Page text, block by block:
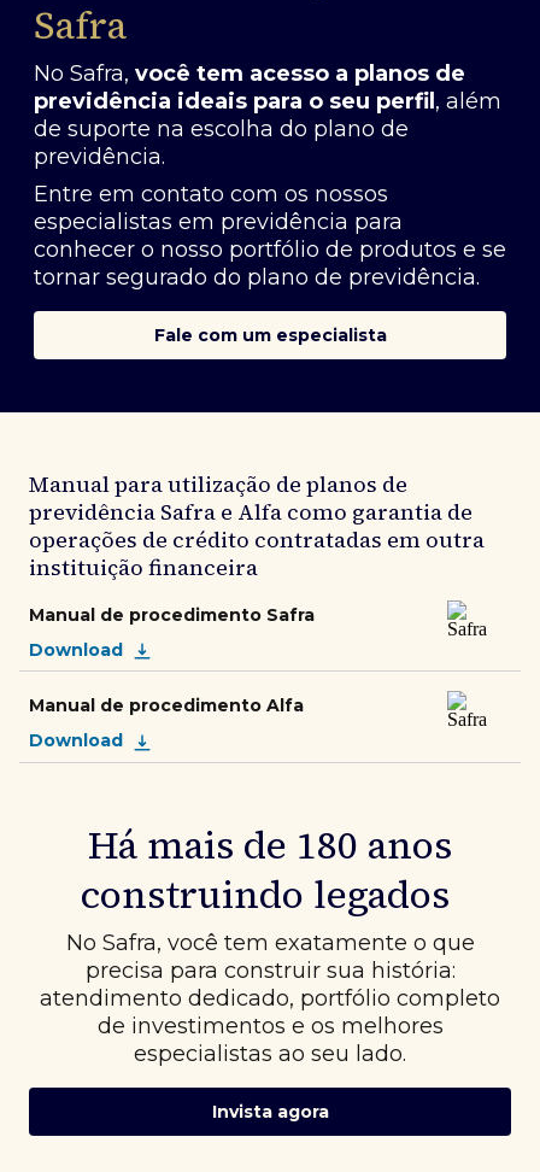
Safra
No Safra, você tem acesso a planos de
previdência ideais para o seu perfil , além
de suporte na escolha do plano de
previdência.
Entre em contato com os nossos
especialistas em previdência para
conhecer o nosso portfólio de produtos e se
tornar segurado do plano de previdência.
Fale com um especialista
Manual para utilização de planos de
previdência Safra e Alfa como garantia de
operações de crédito contratadas em outra
instituição financeira
Manual de procedimento Safra
Download
Manual de procedimento Alfa
Download
Há mais de 180 anos
construindo legados
No Safra, você tem exatamente o que
precisa para construir sua história:
atendimento dedicado, portfólio completo
de investimentos e os melhores
especialistas ao seu lado.
Invista agora